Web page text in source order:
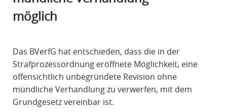
möglich
Das BVerfG hat entschieden, dass die in der
Strafprozessordnung eröffnete Möglichkeit, eine
offensichtlich unbegründete Revision ohne
mündliche Verhandlung zu verwerfen, mit dem
Grundgesetz vereinbar ist.